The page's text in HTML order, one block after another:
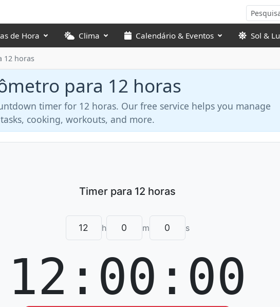
de Hora Clima Calendário & Eventos Sol &
12 horas
para 12 horas
timer for 12 horas. Our free service helps you manage
cooking, workouts, and more.
h m s
12:00:00